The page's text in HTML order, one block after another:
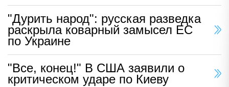
"Дурить народ": русская разведка
раскрыла коварный замысел ЕС
по Украине
"Все, конец!" В США заявили о
критическом ударе по Киеву